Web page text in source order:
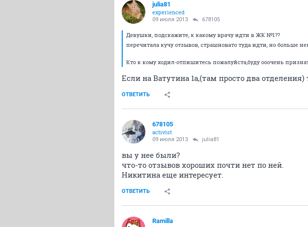
julia81
experienced
09 июля 2013 678105
Девушки, подскажите, к какому врачу идти в ЖК №1??
перечитала кучу отзывов, страшновато туда идти, но больше
Кто к кому ходил-отпишитесь пожалуйста,буду ооочень
Если на Ватутина 1а,(там просто два отделения)
ОТВЕТИТЬ
678105
activist
09 июля 2013 julia81
вы у нее были?
что-то отзывов хороших почти нет по ней.
Никитина еще интересует.
ОТВЕТИТЬ
Ramilla